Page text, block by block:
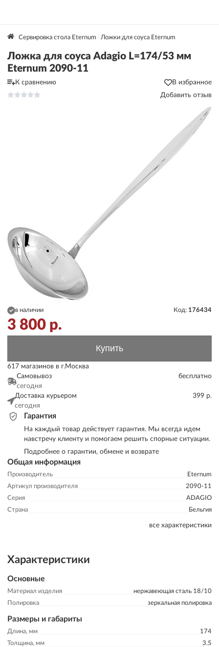
Сервировка стола Eternum Ложки для соуса Eternum
Ложка для соуса Adagio L=174/53 мм
Eternum 2090-11
К сравнению
В избранное
Добавить отзыв
Общая информация
Производитель
Eternum
Артикул производителя
2090-11
Серия
ADAGIO
Страна
Бельгия
все характеристики
в наличии Код: 176434
3 800 р.
Купить
617 магазинов в г.Москва
Самовывоз
сегодня
бесплатно
Доставка курьером
сегодня
399 р.
Гарантия
На каждый товар действует гарантия. Мы всегда идем
навстречу клиенту и помогаем решить спорные ситуации.
Подробнее о гарантии, обмене и возврате
Характеристики
Основные
Материал изделия
нержавеющая сталь 18/10
Полировка
зеркальная полировка
Размеры и габариты
Длина, мм
174
Толщина, мм
3.5